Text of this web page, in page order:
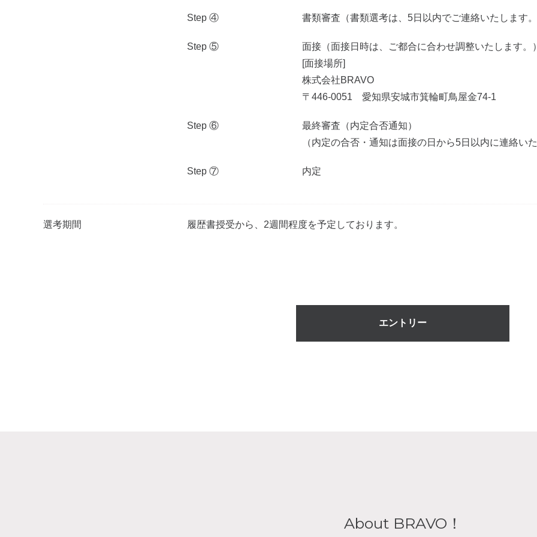
Step ④ 書類審査（書類選考は、5日以内でご連絡いたします。
Step ⑤
面接（面接日時は、ご都合に合わせ調整いたします。）
[面接場所]
株式会社BRAVO
〒446-0051 愛知県安城市箕輪町鳥屋金74-1
Step ⑥
最終審査（内定合否通知）
（内定の合否・通知は面接の日から5日以内に連絡いた
Step ⑦ 内定
選考期間 履歴書授受から、2週間程度を予定しております。
エントリー
About BRAVO！